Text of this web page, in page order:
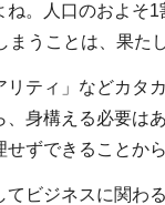
。人口のおよそ
うことは、果た
ティ」などカタ
身構える必要は
ずできることか
ビジネスに関わ